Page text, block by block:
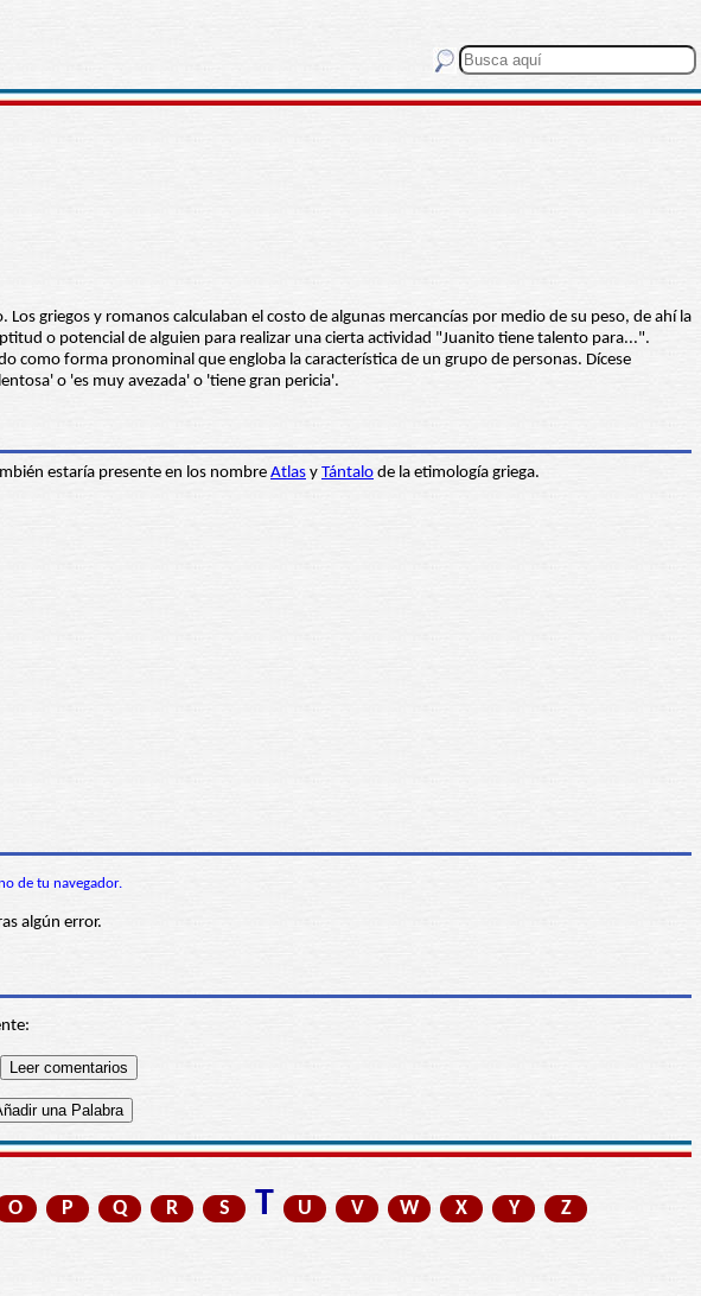
Los griegos y romanos calculaban el costo de algunas mercancías por medio de su peso, de ahí la
o potencial de alguien para realizar una cierta actividad "Juanito tiene talento para...".
como forma pronominal que engloba la característica de un grupo de personas. Dícese
o 'es muy avezada' o 'tiene gran pericia'.
estaría presente en los nombreAtlas y Tántalo de la etimología griega.
de tu navegador.
algún error.
O P Q R S T U V W X Y Z